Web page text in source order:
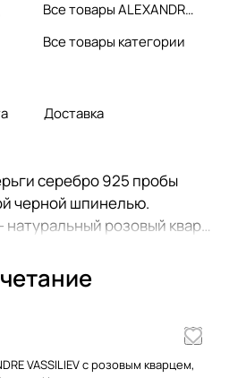
Все товары ALEXANDRE VASSILIEV
Все товары категории
Доставка
серебро 925 пробы
черной шпинелью.
розовый кварц.
Осидирование - это
серебряного
устойчивой к
факторов (черненое
серьги с камнем
серьги капли выгодно
VASSILIEV с розовым кварцем,